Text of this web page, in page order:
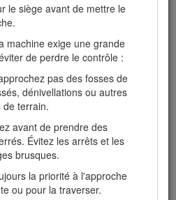
le siège avant de mettre le
machine exige une grande
de perdre le contrôle :
pas des fosses de
dénivellations ou autres
de terrain.
avant de prendre des
Évitez les arrêts et les
brusques.
la priorité à l'approche
ou pour la traverser.
dans un endroit
à l'écart des flammes
Débranchez le
avant de le connecter à
l'en déconnecter. Portez
de protection et utilisez des
prudence pour charger la
remorque ou un camion,